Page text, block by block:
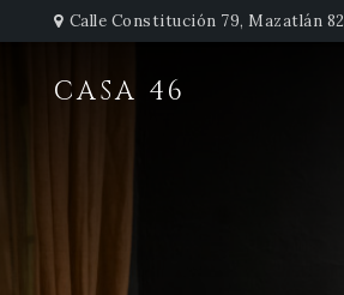
Calle Constitución 79, Mazatlán
CASA 46